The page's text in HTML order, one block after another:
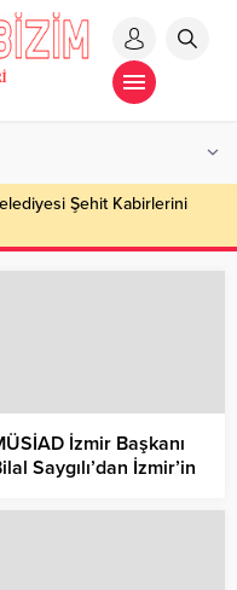
Şehit Kabirlerini
İzmir Başkanı
Saygılı’dan İzmir’in